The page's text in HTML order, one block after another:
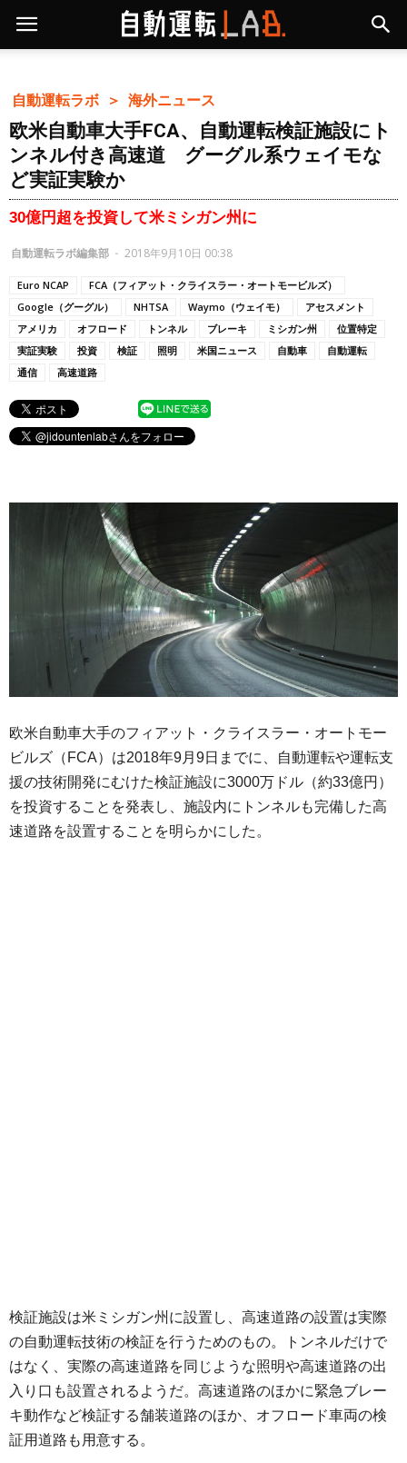
自動運転ラボ ＞ 海外ニュース
欧米自動車大手FCA、自動運転検証施設にト
ンネル付き高速道 グーグル系ウェイモな
ど実証実験か
30億円超を投資して米ミシガン州に
自動運転ラボ編集部 - 2018年9月10日 00:38
Euro NCAP
FCA（フィアット・クライスラー・オートモービルズ）
Google（グーグル）
NHTSA Waymo（ウェイモ）
アセスメント
アメリカ
オフロード トンネル ブレーキ ミシガン州
位置特定
実証実験
投資 検証 照明 米国ニュース 自動車
自動運転
通信
高速道路
欧米自動車大手のフィアット・クライスラー・オートモー
ビルズ（FCA）は2018年9月9日までに、自動運転や運転支
援の技術開発にむけた検証施設に3000万ドル（約33億円）
を投資することを発表し、施設内にトンネルも完備した高
速道路を設置することを明らかにした。
検証施設は米ミシガン州に設置し、高速道路の設置は実際
の自動運転技術の検証を行うためのもの。トンネルだけで
はなく、実際の高速道路を同じような照明や高速道路の出
入り口も設置されるようだ。高速道路のほかに緊急ブレー
キ動作など検証する舗装道路のほか、オフロード車両の検
証用道路も用意する。